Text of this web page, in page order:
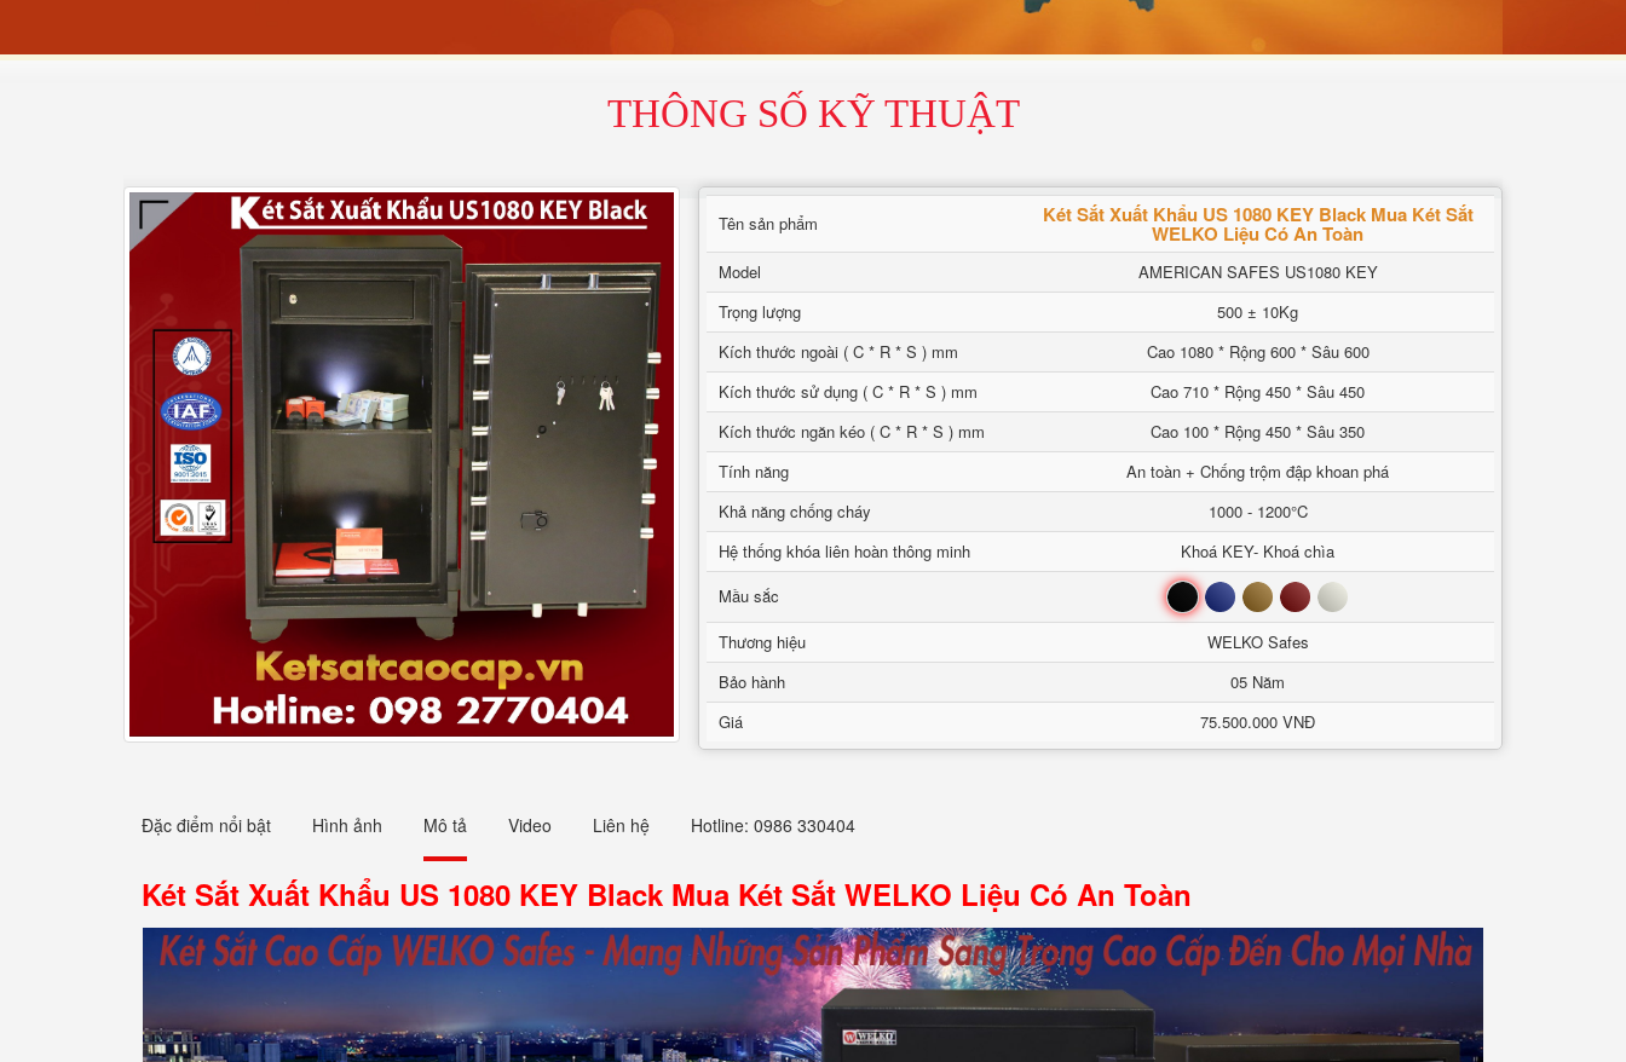
THÔNG SỐ KỸ THUẬT
Tên sản phẩm Két Sắt Xuất Khẩu US 1080 KEY Black Mua Két Sắt
WELKO Liệu Có An Toàn
Model
AMERICAN SAFES US1080 KEY
Trọng lượng
500 ± 10Kg
Kích thước ngoài ( C * R * S ) mm
Cao 1080 * Rộng 600 * Sâu 600
Kích thước sử dụng ( C * R * S ) mm
Cao 710 * Rộng 450 * Sâu 450
Kích thước ngăn kéo ( C * R * S ) mm
Cao 100 * Rộng 450 * Sâu 350
Tính năng
An toàn + Chống trộm đập khoan phá
Khả năng chống cháy
1000 - 1200°C
Hệ thống khóa liên hoàn thông minh
Khoá KEY- Khoá chìa
Mầu sắc
Đen Xanh Nâu Đỏ Trắng
Thương hiệu
WELKO Safes
Bảo hành
05 Năm
Giá
75.500.000 VNĐ
Đặc điểm nổi bật Hình ảnh Mô tả Video Liên hệ Hotline: 0986 330404
Két Sắt Xuất Khẩu US 1080 KEY Black Mua Két Sắt WELKO Liệu Có An Toàn